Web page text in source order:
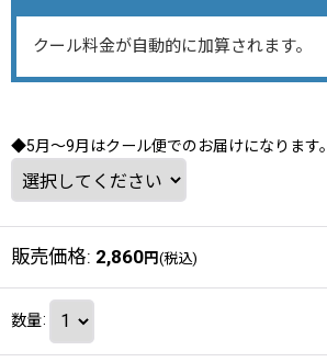
クール料金が自動的に加算されます。
◆5月～9月はクール便でのお届けになります。
販売価格: 2,860円 (税込)
数量: